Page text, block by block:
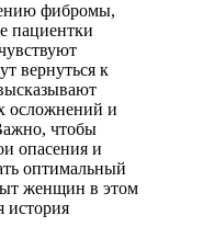
фибромы,
пациентки
вернуться к
осложнений и
чтобы
опасения и
оптимальный
женщин в этом
история